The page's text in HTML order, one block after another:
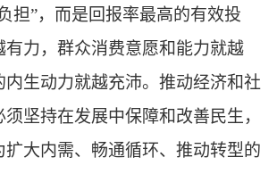
担”，而是回报率最高的有效投
有力，群众消费意愿和能力就越
内生动力就越充沛。推动经济和社
坚持在发展中保障和改善民生，
扩大内需、畅通循环、推动转型的